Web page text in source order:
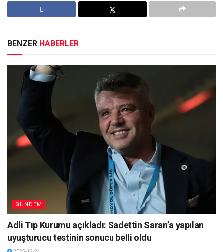
BENZER HABERLER
GÜNDEM
Adli Tıp Kurumu açıkladı: Sadettin Saran’a yapılan
uyuşturucu testinin sonucu belli oldu